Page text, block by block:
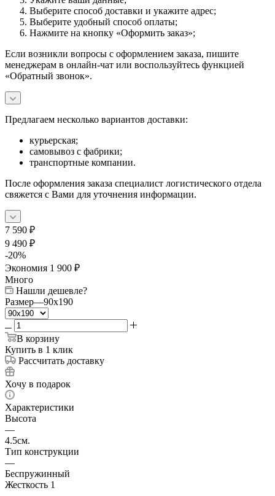
Выберите способ доставки и укажите адрес;
Выберите удобный способ оплаты;
Нажмите на кнопку «Оформить заказ»;
Если возникли вопросы с оформлением заказа, пишите
менеджерам в онлайн-чат или воспользуйтесь функцией
«Обратный звонок».
Предлагаем несколько вариантов доставки:
курьерская;
самовывоз с фабрики;
транспортные компании.
После оформления заказа специалист логистического отдела
свяжется с Вами для уточнения информации.
7 590 ₽
9 490 ₽
-20%
Экономия 1 900 ₽
Много
Нашли дешевле?
Размер—90x190
В корзину
Купить в 1 клик
Рассчитать доставку
Хочу в подарок
Характеристики
Высота
—
4.5см.
Тип конструкции
—
Беспружинный
Жесткость 1